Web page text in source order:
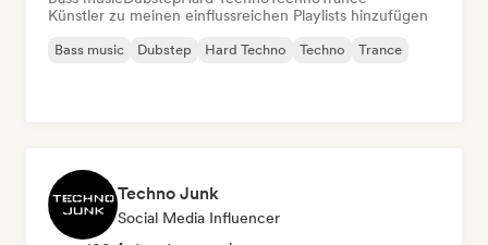
Künstler zu meinen einflussreichen Playlists hinzufügen
Bass music Dubstep Hard Techno Techno Trance
Techno Junk
Social Media Influencer